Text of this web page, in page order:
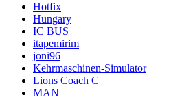
Hotfix
Hungary
IC BUS
itapemirim
joni96
Kehrmaschinen-Simulator
Lions Coach C
MAN